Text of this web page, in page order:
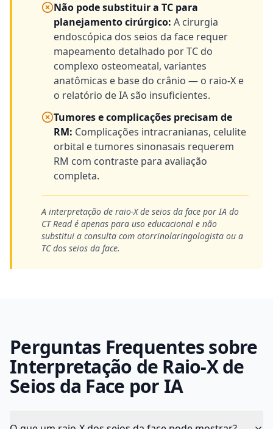
Não pode substituir a TC para
planejamento cirúrgico: A cirurgia
endoscópica dos seios da face requer
mapeamento detalhado por TC do
complexo osteomeatal, variantes
anatômicas e base do crânio — o raio-X e
o relatório de IA são insuficientes.
Tumores e complicações precisam de
RM: Complicações intracranianas, celulite
orbital e tumores sinonasais requerem
RM com contraste para avaliação
completa.
A interpretação de raio-X de seios da face por IA do
CT Read é apenas para uso educacional e não
substitui a consulta com otorrinolaringologista ou a
TC dos seios da face.
Perguntas Frequentes sobre
Interpretação de Raio-X de
Seios da Face por IA